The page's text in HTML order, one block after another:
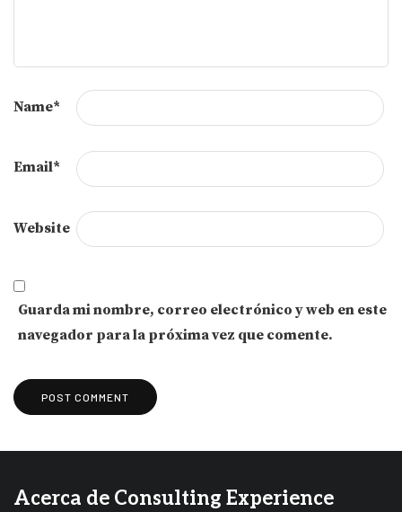
Name*
Email*
Website
Guarda mi nombre, correo electrónico y web en este
navegador para la próxima vez que comente.
Acerca de Consulting Experience